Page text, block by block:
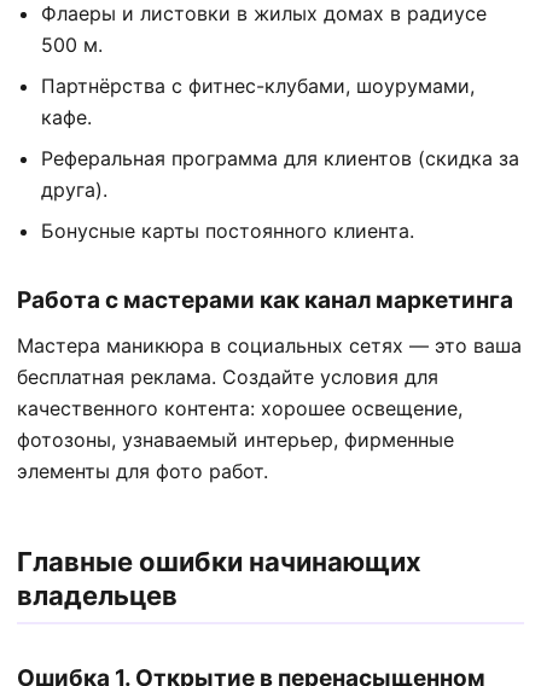
Флаеры и листовки в жилых домах в радиусе
500 м.
Партнёрства с фитнес-клубами, шоурумами,
кафе.
Реферальная программа для клиентов (скидка за
друга).
Бонусные карты постоянного клиента.
Работа с мастерами как канал маркетинга
Мастера маникюра в социальных сетях — это ваша
бесплатная реклама. Создайте условия для
качественного контента: хорошее освещение,
фотозоны, узнаваемый интерьер, фирменные
элементы для фото работ.
Главные ошибки начинающих
владельцев
Ошибка 1. Открытие в перенасыщенном